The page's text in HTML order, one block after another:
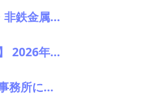
中東情勢と原油・非鉄金属市況の行方――エモリファンドマネジメントの江守哲氏に聞く
【貿易統計/日本】 2026年6月のE-Waste輸出入推移一覧表
NSW州政府駐日事務所に聞く！NSWの資源産業と日本